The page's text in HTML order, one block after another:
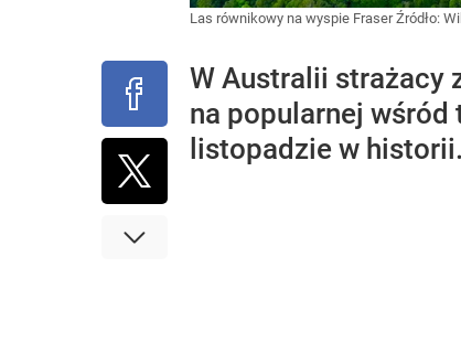
Las równikowy na wyspie FraserŹródło:
W Australii strażacy
na popularnej
listopadzie w historii.